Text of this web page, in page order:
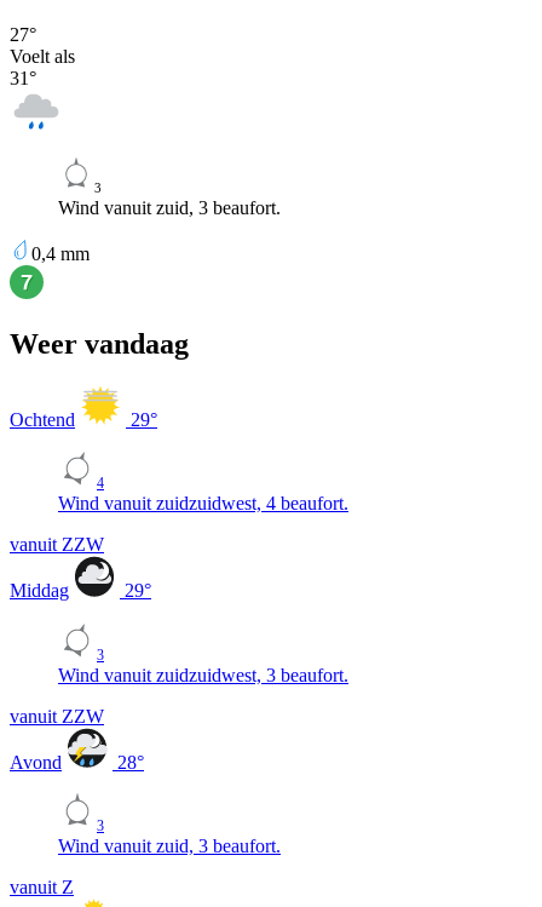
27°
Voelt als
31°
3
Wind vanuit zuid, 3 beaufort.
0,4 mm
Weer vandaag
Ochtend 29°
4
Wind vanuit zuidzuidwest, 4 beaufort.
vanuit ZZW
Middag 29°
3
Wind vanuit zuidzuidwest, 3 beaufort.
vanuit ZZW
Avond 28°
3
Wind vanuit zuid, 3 beaufort.
vanuit Z